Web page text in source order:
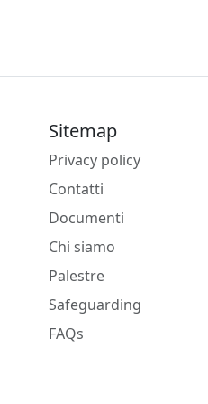
Sitemap
Privacy policy
Contatti
Documenti
Chi siamo
Palestre
Safeguarding
FAQs